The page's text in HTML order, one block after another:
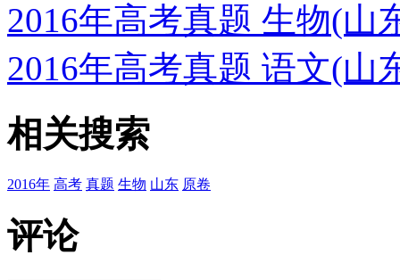
2016年高考真题 生物(山
2016年高考真题 语文(山
相关搜索
2016年 高考 真题 生物 山东 原卷
评论